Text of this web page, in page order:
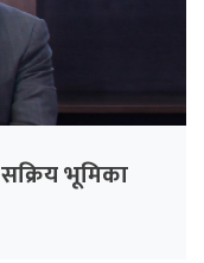
भूमिका